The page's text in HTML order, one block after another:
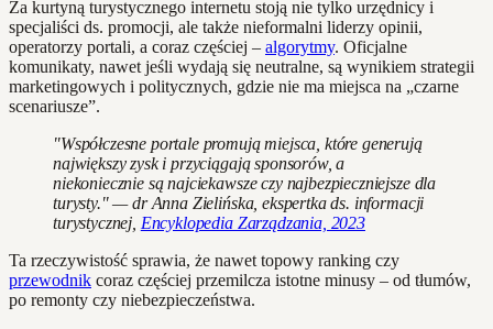
Za kurtyną turystycznego internetu stoją nie tylko urzędnicy i
specjaliści ds. promocji, ale także nieformalni liderzy opinii,
operatorzy portali, a coraz częściej – algorytmy. Oficjalne
komunikaty, nawet jeśli wydają się neutralne, są wynikiem strategii
marketingowych i politycznych, gdzie nie ma miejsca na „czarne
scenariusze”.
"Współczesne portale promują miejsca, które generują
największy zysk i przyciągają sponsorów, a
niekoniecznie są najciekawsze czy najbezpieczniejsze dla
turysty." — dr Anna Zielińska, ekspertka ds. informacji
turystycznej, Encyklopedia Zarządzania, 2023
Ta rzeczywistość sprawia, że nawet topowy ranking czy
przewodnik coraz częściej przemilcza istotne minusy – od tłumów,
po remonty czy niebezpieczeństwa.